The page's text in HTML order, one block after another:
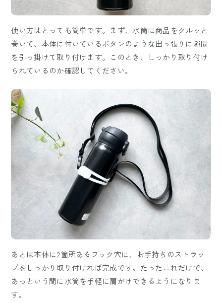
使い方はとっても簡単です。まず、水筒に商品をクルッと
巻いて、本体に付いているボタンのような出っ張りに隙間
を引っ掛けて取り付けます。このとき、しっかり取り付け
られているのか確認してください。
あとは本体に2箇所あるフック穴に、お手持ちのストラッ
プをしっかり取り付ければ完成です。たったこれだけで、
あっという間に水筒を手軽に肩がけできるようになりま
す。